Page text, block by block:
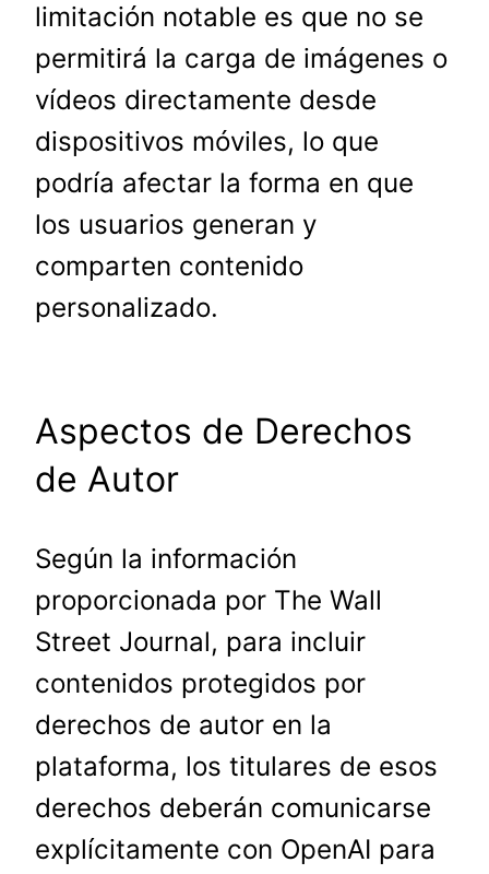
limitación notable es que no se
permitirá la carga de imágenes o
vídeos directamente desde
dispositivos móviles, lo que
podría afectar la forma en que
los usuarios generan y
comparten contenido
personalizado.
Aspectos de Derechos
de Autor
Según la información
proporcionada por The Wall
Street Journal, para incluir
contenidos protegidos por
derechos de autor en la
plataforma, los titulares de esos
derechos deberán comunicarse
explícitamente con OpenAI para